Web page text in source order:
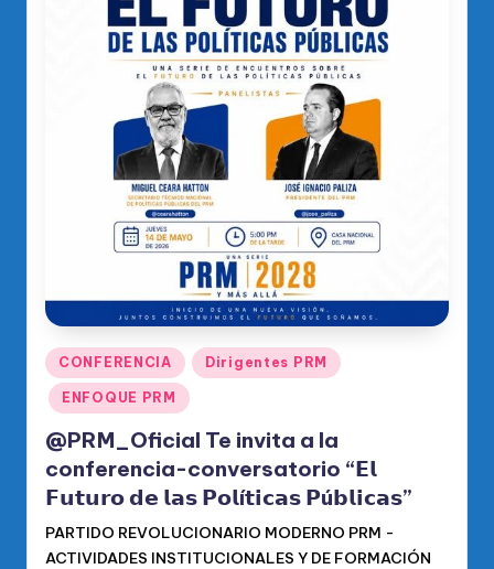
d
el
P
R
M
Publicado
en
CONFERENCIA Dirigentes PRM
ENFOQUE PRM
@PRM_Oficial Te invita a la
conferencia-conversatorio “𝗘𝗹
𝗙𝘂𝘁𝘂𝗿𝗼 𝗱𝗲 𝗹𝗮𝘀 𝗣𝗼𝗹í𝘁𝗶𝗰𝗮𝘀 𝗣ú𝗯𝗹𝗶𝗰𝗮𝘀”
PARTIDO REVOLUCIONARIO MODERNO PRM -
ACTIVIDADES INSTITUCIONALES Y DE FORMACIÓN